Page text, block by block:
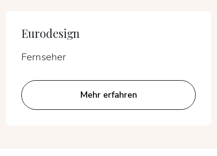
Eurodesign
Fernseher
Mehr erfahren